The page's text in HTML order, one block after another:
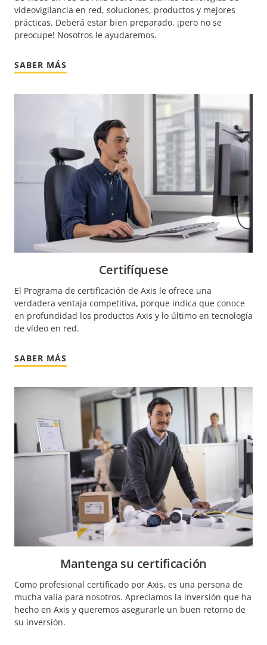
videovigilancia en red, soluciones, productos y mejores
prácticas. Deberá estar bien preparado, ¡pero no se
preocupe! Nosotros le ayudaremos.
SABER MÁS
Certifíquese
El Programa de certificación de Axis le ofrece una
verdadera ventaja competitiva, porque indica que conoce
en profundidad los productos Axis y lo último en tecnología
de vídeo en red.
SABER MÁS
Mantenga su certificación
Como profesional certificado por Axis, es una persona de
mucha valía para nosotros. Apreciamos la inversión que ha
hecho en Axis y queremos asegurarle un buen retorno de
su inversión.